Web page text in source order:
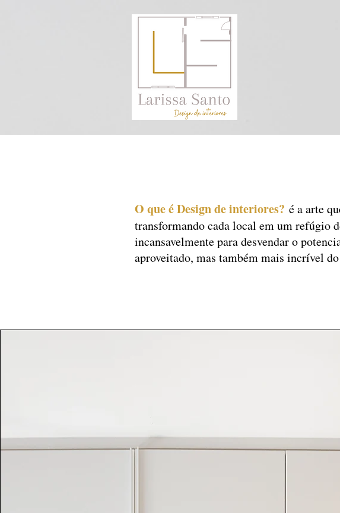
O que é Design de interiores? é a arte
transformando cada local em um refúgio
incansavelmente para desvendar o
aproveitado, mas também mais incrível